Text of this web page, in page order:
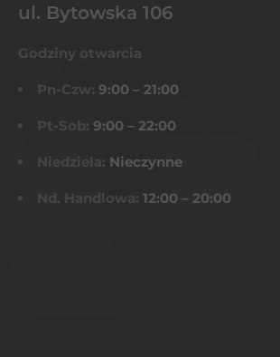
ul. Bytowska 106
Godziny otwarcia
Pn-Czw: 9:00 – 21:00
Pt-Sob: 9:00 – 22:00
Niedziela: Nieczynne
Nd. Handlowa: 12:00 – 20:00